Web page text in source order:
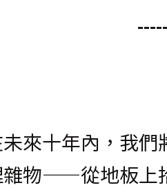
來十年內，我
雜物——從地板上